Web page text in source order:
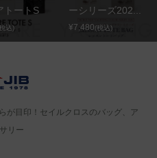
トートS
込)
ーシリーズ202...
¥7,480(税込)
が目印！セイルクロスのバッグ、ア
リー